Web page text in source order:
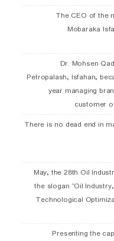
The CEO of the
Mobaraka
Dr. Mohsen
Petropalash, Isfahan,
year managing
customer
There is no dead end in
19 May, the 28th Oil
the slogan “Oil
Technological
Presenting the